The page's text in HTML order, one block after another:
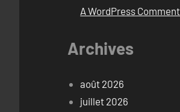
A WordPress
Archives
août 2026
juillet 2026